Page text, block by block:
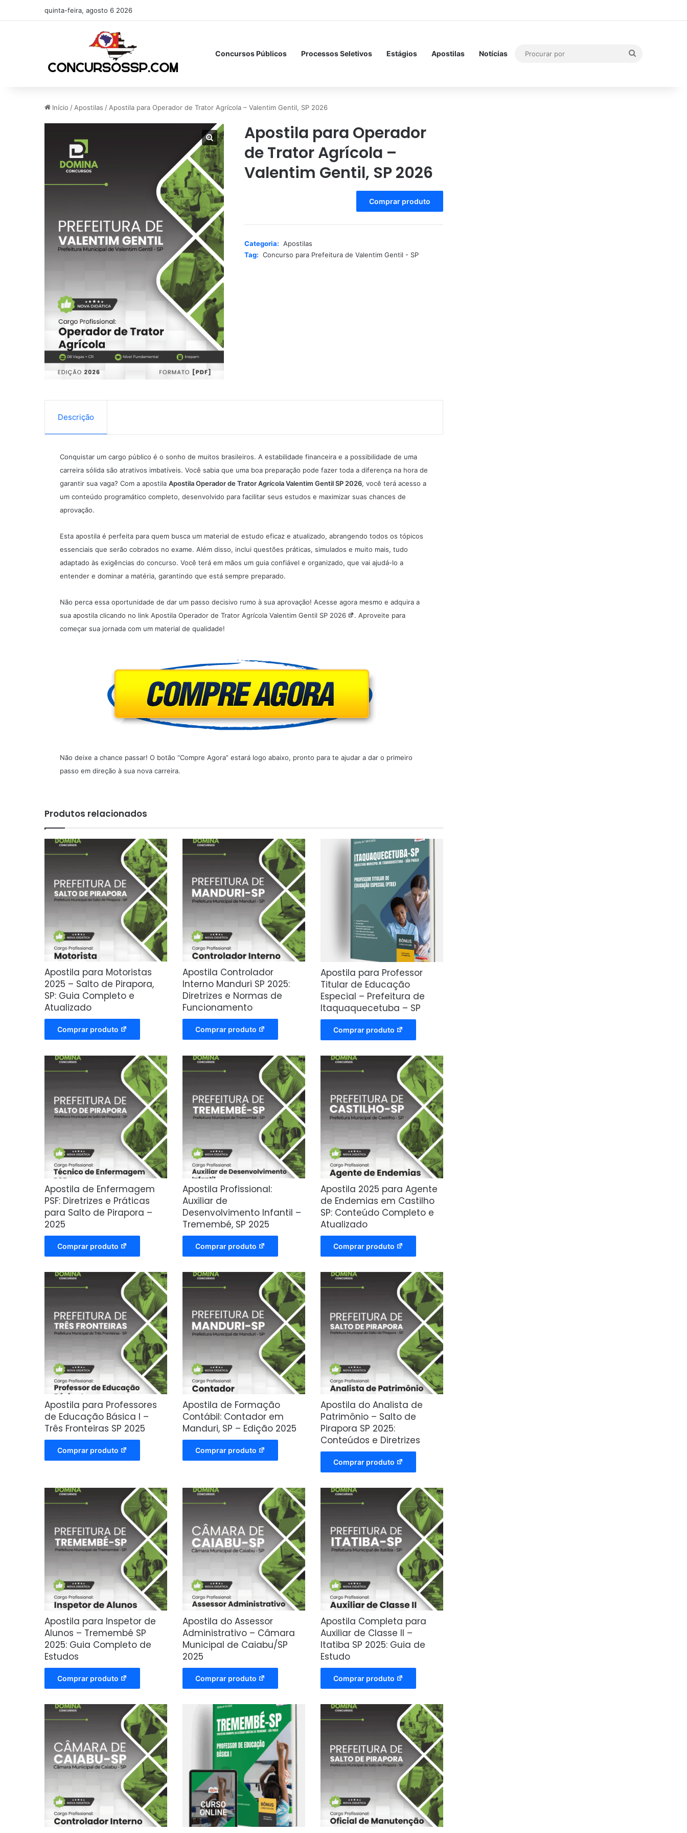
quinta-feira, agosto 6 2026
Concursos Públicos Processos Seletivos Estágios Apostilas Notícias
Início / Apostilas / Apostila para Operador de Trator Agrícola – Valentim Gentil, SP 2026
Apostila para Operador
de Trator Agrícola –
Valentim Gentil, SP 2026
Comprar produto
Categoria: Apostilas
Tag: Concurso para Prefeitura de Valentim Gentil - SP
Descrição
Conquistar um cargo público é o sonho de muitos brasileiros. A estabilidade financeira e a possibilidade de uma
carreira sólida são atrativos imbatíveis. Você sabia que uma boa preparação pode fazer toda a diferença na hora de
garantir sua vaga? Com a apostila Apostila Operador de Trator Agrícola Valentim Gentil SP 2026, você terá acesso a
um conteúdo programático completo, desenvolvido para facilitar seus estudos e maximizar suas chances de
aprovação.
Esta apostila é perfeita para quem busca um material de estudo eficaz e atualizado, abrangendo todos os tópicos
essenciais que serão cobrados no exame. Além disso, inclui questões práticas, simulados e muito mais, tudo
adaptado às exigências do concurso. Você terá em mãos um guia confiável e organizado, que vai ajudá-lo a
entender e dominar a matéria, garantindo que está sempre preparado.
Não perca essa oportunidade de dar um passo decisivo rumo à sua aprovação! Acesse agora mesmo e adquira a
sua apostila clicando no link Apostila Operador de Trator Agrícola Valentim Gentil SP 2026
. Aproveite para
começar sua jornada com um material de qualidade!
Não deixe a chance passar! O botão “Compre Agora” estará logo abaixo, pronto para te ajudar a dar o primeiro
passo em direção à sua nova carreira.
Produtos relacionados
Apostila para Motoristas
2025 – Salto de Pirapora,
SP: Guia Completo e
Atualizado
Comprar produto
Apostila Controlador
Interno Manduri SP 2025:
Diretrizes e Normas de
Funcionamento
Comprar produto
Apostila para Professor
Titular de Educação
Especial – Prefeitura de
Itaquaquecetuba – SP
Comprar produto
Apostila de Enfermagem
PSF: Diretrizes e Práticas
para Salto de Pirapora –
2025
Comprar produto
Apostila Profissional:
Auxiliar de
Desenvolvimento Infantil –
Tremembé, SP 2025
Comprar produto
Apostila 2025 para Agente
de Endemias em Castilho
SP: Conteúdo Completo e
Atualizado
Comprar produto
Apostila para Professores
de Educação Básica I –
Três Fronteiras SP 2025
Comprar produto
Apostila de Formação
Contábil: Contador em
Manduri, SP – Edição 2025
Comprar produto
Apostila do Analista de
Patrimônio – Salto de
Pirapora SP 2025:
Conteúdos e Diretrizes
Comprar produto
Apostila para Inspetor de
Alunos – Tremembé SP
2025: Guia Completo de
Estudos
Comprar produto
Apostila do Assessor
Administrativo – Câmara
Municipal de Caiabu/SP
2025
Comprar produto
Apostila Completa para
Auxiliar de Classe II –
Itatiba SP 2025: Guia de
Estudo
Comprar produto